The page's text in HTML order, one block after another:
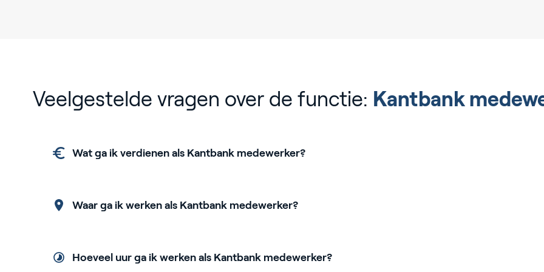
Veelgestelde vragen over de functie: Kantbank
Wat ga ik verdienen als Kantbank medewerker?
Waar ga ik werken als Kantbank medewerker?
Hoeveel uur ga ik werken als Kantbank medewerker?